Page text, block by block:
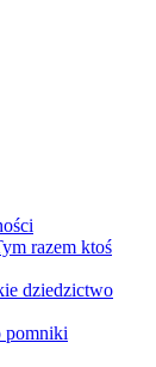
razem ktoś
dziedzictwo
pomniki